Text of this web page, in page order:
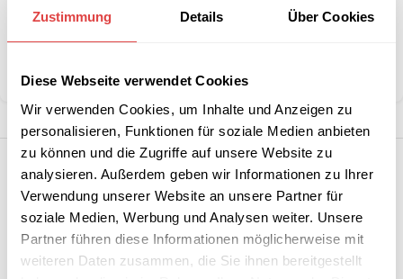
Zustimmung Details Über Cookies
Diese Webseite verwendet Cookies
Wir verwenden Cookies, um Inhalte und Anzeigen zu
personalisieren, Funktionen für soziale Medien anbieten
zu können und die Zugriffe auf unsere Website zu
analysieren. Außerdem geben wir Informationen zu Ihrer
Verwendung unserer Website an unsere Partner für
soziale Medien, Werbung und Analysen weiter. Unsere
Partner führen diese Informationen möglicherweise mit
weiteren Daten zusammen, die Sie ihnen bereitgestellt
Kategorie: Konferenz- und Besucherstühle
Marke:Gastro Uzal
Teilen: